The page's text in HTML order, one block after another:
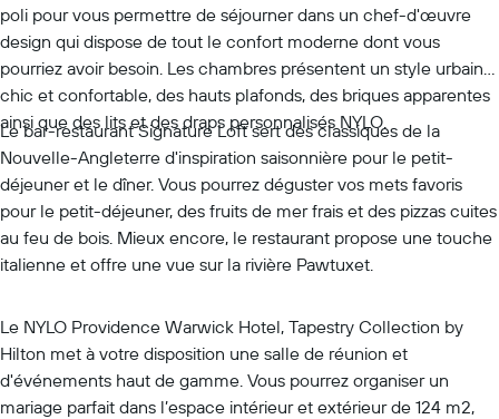
poli pour vous permettre de séjourner dans un chef-d'œuvre
design qui dispose de tout le confort moderne dont vous
pourriez avoir besoin. Les chambres présentent un style urbain
chic et confortable, des hauts plafonds, des briques apparentes
ainsi que des lits et des draps personnalisés NYLO.
Le bar-restaurant Signature Loft sert des classiques de la
Nouvelle-Angleterre d'inspiration saisonnière pour le petit-
déjeuner et le dîner. Vous pourrez déguster vos mets favoris
pour le petit-déjeuner, des fruits de mer frais et des pizzas cuites
au feu de bois. Mieux encore, le restaurant propose une touche
italienne et offre une vue sur la rivière Pawtuxet.
Le NYLO Providence Warwick Hotel, Tapestry Collection by
Hilton met à votre disposition une salle de réunion et
d'événements haut de gamme. Vous pourrez organiser un
mariage parfait dans l’espace intérieur et extérieur de 124 m2,